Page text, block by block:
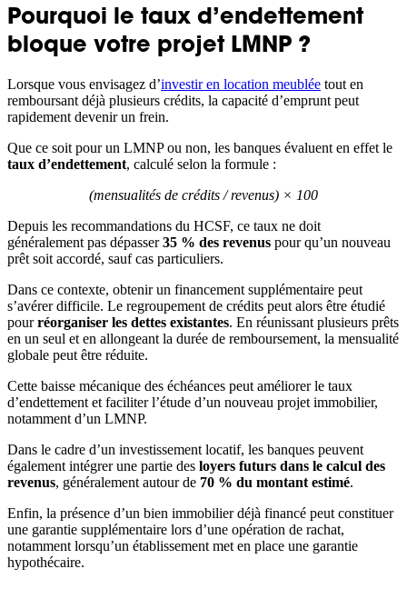
Pourquoi le taux d’endettement
bloque votre projet LMNP ?
Lorsque vous envisagez d’investir en location meublée tout en
remboursant déjà plusieurs crédits, la capacité d’emprunt peut
rapidement devenir un frein.
Que ce soit pour un LMNP ou non, les banques évaluent en effet le
taux d’endettement, calculé selon la formule :
(mensualités de crédits / revenus) × 100
Depuis les recommandations du HCSF, ce taux ne doit
généralement pas dépasser35 % des revenus pour qu’un nouveau
prêt soit accordé, sauf cas particuliers.
Dans ce contexte, obtenir un financement supplémentaire peut
s’avérer difficile. Le regroupement de crédits peut alors être étudié
pourréorganiser les dettes existantes. En réunissant plusieurs prêts
en un seul et en allongeant la durée de remboursement, la mensualité
globale peut être réduite.
Cette baisse mécanique des échéances peut améliorer le taux
d’endettement et faciliter l’étude d’un nouveau projet immobilier,
notamment d’un LMNP.
Dans le cadre d’un investissement locatif, les banques peuvent
également intégrer une partie des loyers futurs dans le calcul des
revenus, généralement autour de 70 % du montant estimé.
Enfin, la présence d’un bien immobilier déjà financé peut constituer
une garantie supplémentaire lors d’une opération de rachat,
notamment lorsqu’un établissement met en place une garantie
hypothécaire.